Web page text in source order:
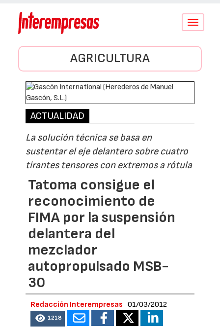
Conmutar
AGRICULTURA
ACTUALIDAD
La solución técnica se basa en
sustentar el eje delantero sobre cuatro
tirantes tensores con extremos a rótula
Tatoma consigue el
reconocimiento de
FIMA por la suspensión
delantera del
mezclador
autopropulsado MSB-
30
Redacción Interempresas 01/03/2012
1218